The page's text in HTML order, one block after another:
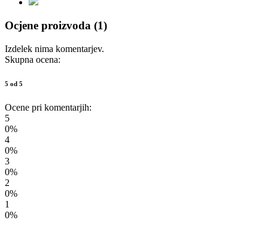
Ocjene proizvoda (1)
Izdelek nima komentarjev.
Skupna ocena:
5 od 5
Ocene pri komentarjih:
5
0%
4
0%
3
0%
2
0%
1
0%